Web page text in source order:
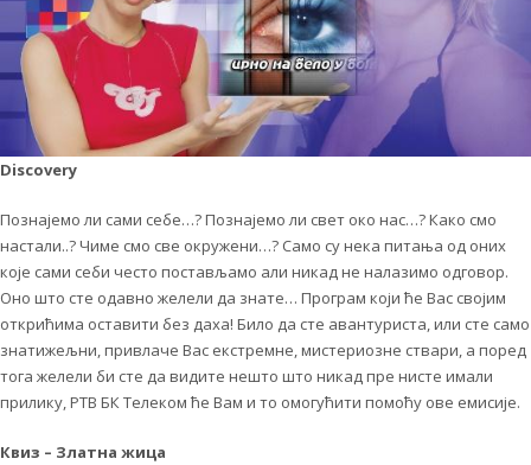
Discovery
Познајемо ли сами себе…? Познајемо ли свет око нас…? Како смо
настали..? Чиме смо све окружени…? Само су нека питања од оних
које сами себи често постављамо али никад не налазимо одговор.
Оно што сте одавно желели да знате… Програм који ће Вас својим
открићима оставити без даха! Било да сте авантуриста, или сте само
знатижељни, привлаче Вас екстремне, мистериозне ствари, а поред
тога желели би сте да видите нешто што никад пре нисте имали
прилику, РТВ БК Телеком ће Вам и то омогућити помоћу ове емисије.
Квиз – Златна жица